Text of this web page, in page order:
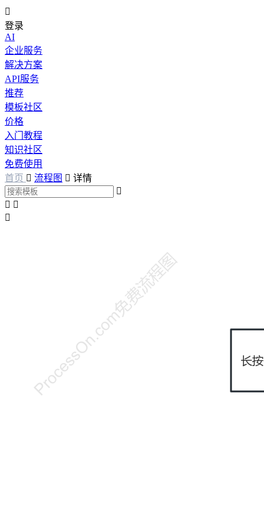

登录
AI
企业服务
解决方案
API服务
推荐
模板社区
价格
入门教程
知识社区
免费使用
首页  流程图  详情

 
